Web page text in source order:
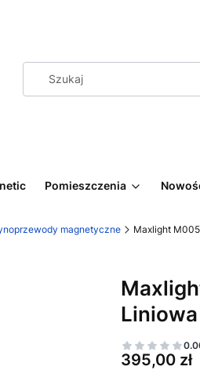
Pomieszczenia
magnetyczne Maxlight
Cena
395,00 zł